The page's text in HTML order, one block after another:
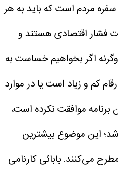
مردم است که باید به هر
فشار اقتصادی هستند و
اگر بخواهیم خساست به
کم و زیاد است یا در موارد
موافقت نکرده است،
این موضوع بیشترین
می‌کنند. بابائی ‌کارنامی